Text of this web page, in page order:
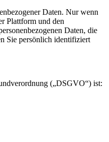
Daten. Nur wenn
Plattform und den
Daten, die
Sie persönlich identifiziert
(„DSGVO“) ist: